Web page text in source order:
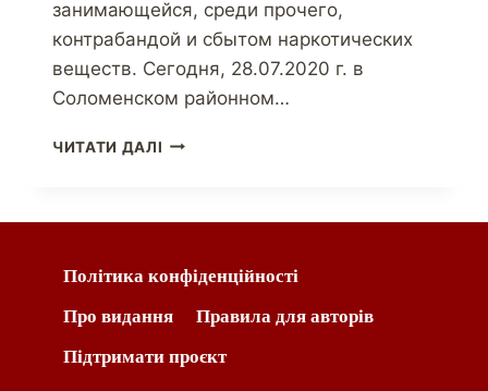
занимающейся, среди прочего,
контрабандой и сбытом наркотических
веществ. Сегодня, 28.07.2020 г. в
Соломенском районном…
ЧИТАТИ ДАЛІ
Політика конфіденційності
Про видання
Правила для авторів
Підтримати проєкт